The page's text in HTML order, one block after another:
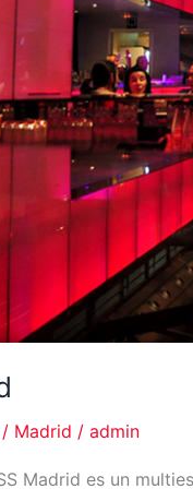
/ Madrid / admin
Madrid es un